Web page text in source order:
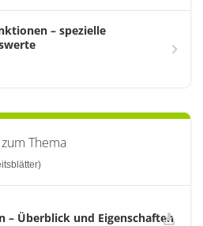
– spezielle
zum Thema
– Überblick und Eigenschaften